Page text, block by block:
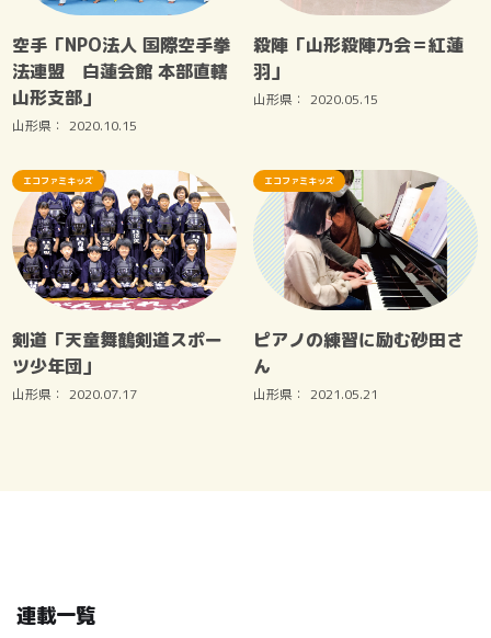
空手「NPO法人 国際空手拳
法連盟 白蓮会館 本部直轄
山形支部」
山形県： 2020.10.15
殺陣「山形殺陣乃会＝紅蓮
羽」
山形県： 2020.05.15
剣道「天童舞鶴剣道スポー
ツ少年団」
山形県： 2020.07.17
エコファミキッズ
ピアノの練習に励む砂田さ
ん
山形県： 2021.05.21
エコファミキッズ
連載一覧